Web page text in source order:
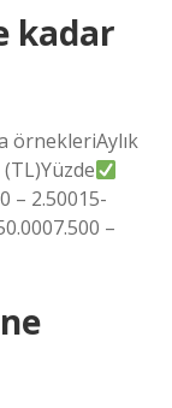
kadar
örnekleriAylık
– 2.50015-
–